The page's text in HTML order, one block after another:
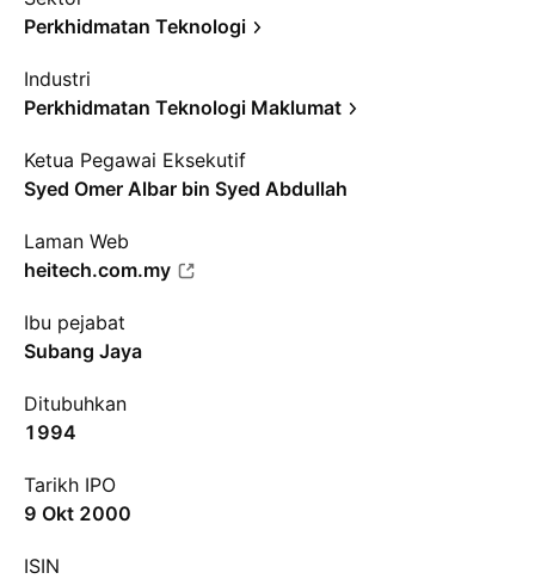
Perkhidmatan Teknologi
Industri
Perkhidmatan Teknologi Maklumat
Ketua Pegawai Eksekutif
Syed Omer Albar bin Syed Abdullah
Laman Web
heitech.com.my
Ibu pejabat
Subang Jaya
Ditubuhkan
1994
Tarikh IPO
9 Okt 2000
ISIN